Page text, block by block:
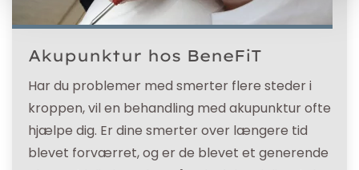
Akupunktur hos BeneFiT
Har du problemer med smerter flere steder i
kroppen, vil en behandling med akupunktur ofte
hjælpe dig. Er dine smerter over længere tid
blevet forværret, og er de blevet et generende